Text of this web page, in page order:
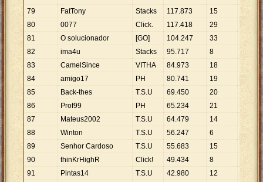
79
FatTony Stacks 117.873 15
858
80
0077 Click. 117.418 29
81
O solucionador [GO] 104.247 33
159
82
ima4u Stacks 95.717 8
965
83
CamelSince VITHA 84.973 18
84
amigo17 PH 80.741 19 4
85
Back-thes T.S.U 69.450 20
473
86
Prof99 PH 65.234 21 3
87
Mateus2002 T.S.U 64.479 14
606
88
Winton T.S.U 56.247 6 9.
89
Senhor Cardoso T.S.U 55.683 15 .
90
thinKrHighR Click! 49.434 8
91
Pintas14 T.S.U 42.980 12 3 582